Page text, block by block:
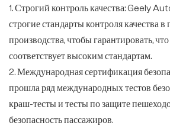
1. Строгий контроль качества: Geely
строгие стандарты контроля качества в
производства, чтобы гарантировать,
соответствует высоким стандартам.
2. Международная сертификация
прошла ряд международных тестов
краш-тесты и тесты по защите
безопасность пассажиров.